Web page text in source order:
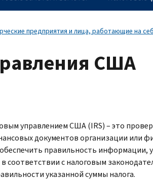
предприятия и лица, работающие на
США
управлением США (IRS) – это
документов организации или
правильность информации,
соответствии с налоговым
указанной суммы налога.